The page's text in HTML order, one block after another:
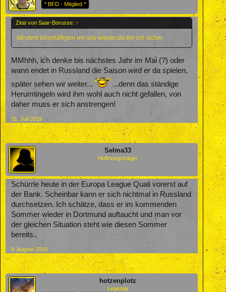
* BFD - Mitglied *
Zitat von Saar-Borusse: ↑
Mit dem beschäftigen wir uns wieder,da bin ich sicher.
MMhhh, ich denke bis nächstes Jahr im Mai (?) oder
wann endet in Russland die Saison wird er da spielen,
später sehen wir weiter...
...denn das ständige
Herumtingeln wird ihm wohl auch nicht gefallen, von
daher muss er sich anstrengen!
31. Juli 2019
Selma33
Hoffnungsträger
Schürrle heute in der Europa League Quali vorerst auf
der Bank. Scheinbar kann er sich nichtmal in Russland
durchsetzen. Ich schätze, dass er im kommenden
Sommer wieder in Dortmund auftaucht und man vor
der gleichen Situation steht wie diesen Sommer
bereits..
8. August 2019
hotzenplotz
Legende